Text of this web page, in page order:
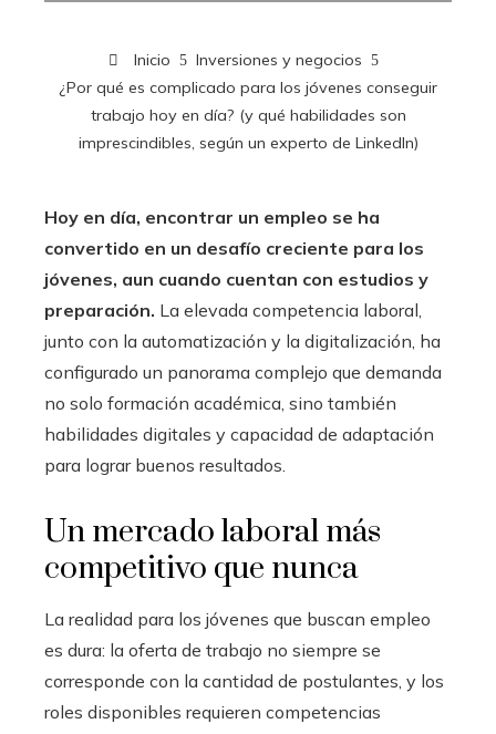
Inicio
Inversiones y negocios
¿Por qué es complicado para los jóvenes conseguir
trabajo hoy en día? (y qué habilidades son
imprescindibles, según un experto de LinkedIn)
Hoy en día, encontrar un empleo se ha
convertido en un desafío creciente para los
jóvenes, aun cuando cuentan con estudios y
preparación. La elevada competencia laboral,
junto con la automatización y la digitalización, ha
configurado un panorama complejo que demanda
no solo formación académica, sino también
habilidades digitales y capacidad de adaptación
para lograr buenos resultados.
Un mercado laboral más
competitivo que nunca
La realidad para los jóvenes que buscan empleo
es dura: la oferta de trabajo no siempre se
corresponde con la cantidad de postulantes, y los
roles disponibles requieren competencias